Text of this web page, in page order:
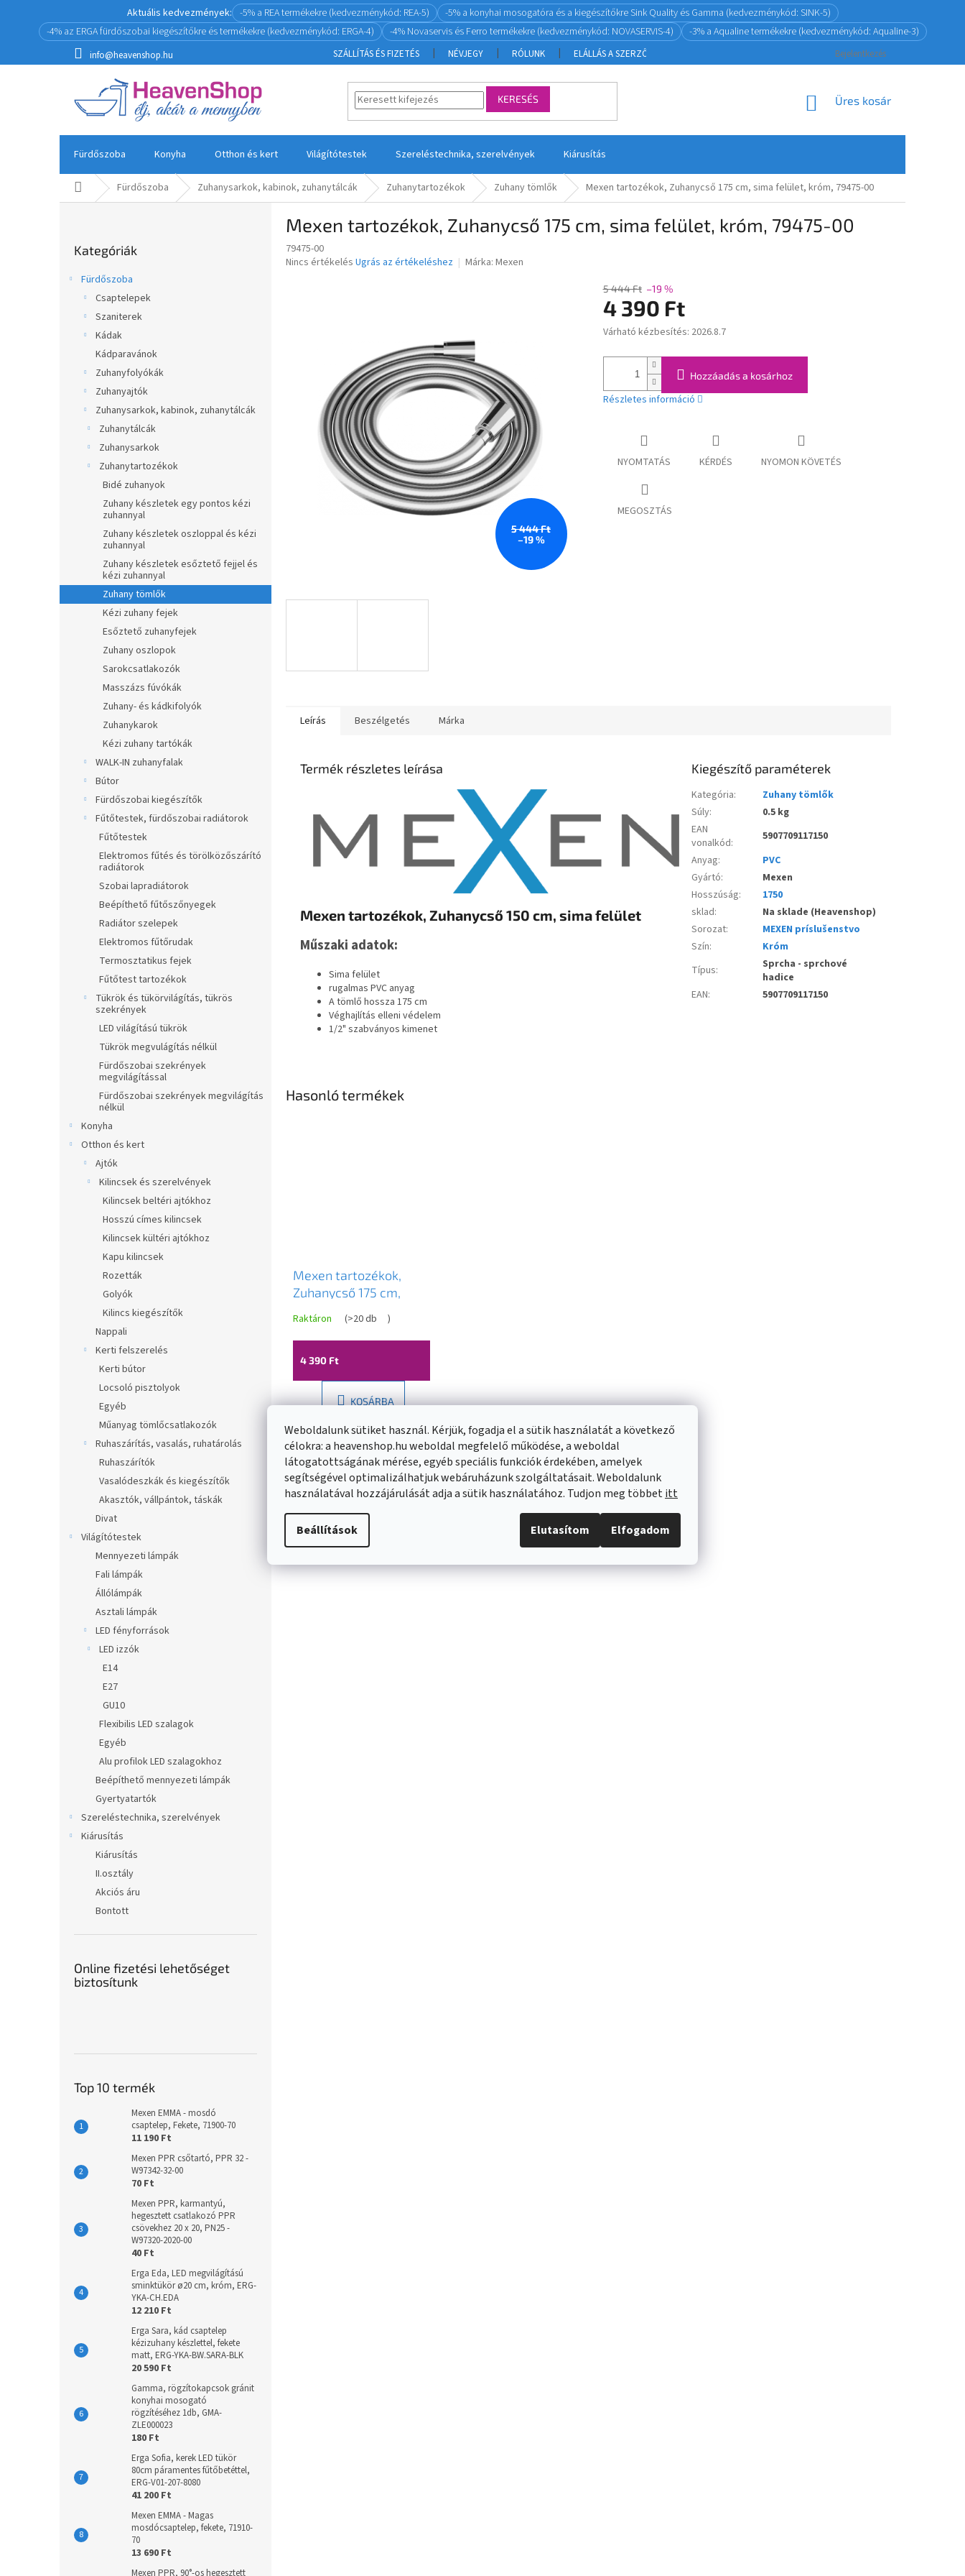
Weboldalunk sütiket használ. Kérjük, fogadja el a sütik használatát a következő
célokra: a heavenshop.hu weboldal megfelelő működése, a weboldal
látogatottságának mérése, egyéb speciális funkciók érdekében, amelyek
segítségével optimalizálhatjuk webáruházunk szolgáltatásait. Weboldalunk
használatával hozzájárulását adja a sütik használatához. Tudjon meg többetitt
Beállítások Elutasítom Elfogadom
Aktuális kedvezmények: -5% a REA termékekre (kedvezménykód: REA-5)
-5% a konyhai mosogatóra és a kiegészítőkre Sink Quality és Gamma (kedvezménykód: SINK-5)
-4% az ERGA fürdőszobai kiegészítőkre és termékekre (kedvezménykód: ERGA-4)
-4% Novaservis és Ferro termékekre (kedvezménykód: NOVASERVIS-4) -3% a Aqualine termékekre (kedvezménykód: Aqualine-3)
info@heavenshop.hu SZÁLLÍTÁS ÉS FIZETÉS NÉVJEGY RÓLUNK ELÁLLÁS A SZERZŐDÉSTŐL VISSZAKÜLDÉSI ÉS JÓTÁLLÁSI POLITIKA
Bejelentkezés
KERESÉS KOSÁR
Üres kosár
Fürdőszoba Konyha Otthon és kert Világítótestek Szereléstechnika, szerelvények Kiárusítás
KezdőlapFürdőszoba Zuhanysarkok, kabinok, zuhanytálcák Zuhanytartozékok Zuhany tömlők Mexen tartozékok, Zuhanycső 175 cm, sima felület, króm, 79475-00
átugrása
Kategóriák
Fürdőszoba
Csaptelepek
Szaniterek
Kádak
Kádparavánok
Zuhanyfolyókák
Zuhanyajtók
Zuhanysarkok, kabinok, zuhanytálcák
Zuhanytálcák
Zuhanysarkok
Zuhanytartozékok
Bidé zuhanyok
Zuhany készletek egy pontos kézi
zuhannyal
Zuhany készletek oszloppal és kézi
zuhannyal
Zuhany készletek esőztető fejjel és
kézi zuhannyal
Zuhany tömlők
Kézi zuhany fejek
Esőztető zuhanyfejek
Zuhany oszlopok
Sarokcsatlakozók
Masszázs fúvókák
Zuhany- és kádkifolyók
Zuhanykarok
Kézi zuhany tartókák
WALK-IN zuhanyfalak
Bútor
Fürdőszobai kiegészítők
Fűtőtestek, fürdőszobai radiátorok
Fűtőtestek
Elektromos fűtés és törölközőszárító
radiátorok
Szobai lapradiátorok
Beépíthető fűtőszőnyegek
Radiátor szelepek
Elektromos fűtőrudak
Termosztatikus fejek
Fűtőtest tartozékok
Tükrök és tükörvilágítás, tükrös
szekrények
LED világítású tükrök
Tükrök megvulágítás nélkül
Fürdőszobai szekrények
megvilágítással
Fürdőszobai szekrények megvilágítás
nélkül
Konyha
Otthon és kert
Ajtók
Kilincsek és szerelvények
Kilincsek beltéri ajtókhoz
Hosszú címes kilincsek
Kilincsek kültéri ajtókhoz
Kapu kilincsek
Rozetták
Golyók
Kilincs kiegészítők
Nappali
Kerti felszerelés
Kerti bútor
Locsoló pisztolyok
Egyéb
Műanyag tömlőcsatlakozók
Ruhaszárítás, vasalás, ruhatárolás
Ruhaszárítók
Vasalódeszkák és kiegészítők
Akasztók, vállpántok, táskák
Divat
Világítótestek
Mennyezeti lámpák
Fali lámpák
Állólámpák
Asztali lámpák
LED fényforrások
LED izzók
E14
E27
GU10
Flexibilis LED szalagok
Egyéb
Alu profilok LED szalagokhoz
Beépíthető mennyezeti lámpák
Gyertyatartók
Szereléstechnika, szerelvények
Kiárusítás
Kiárusítás
II.osztály
Akciós áru
Bontott
Online fizetési lehetőséget
biztosítunk
Top 10 termék
Mexen EMMA - mosdó
csaptelep, Fekete, 71900-70
11 190 Ft
Mexen PPR csőtartó, PPR 32 -
W97342-32-00
70 Ft
Mexen PPR, karmantyú,
hegesztett csatlakozó PPR
csövekhez 20 x 20, PN25 -
W97320-2020-00
40 Ft
Erga Eda, LED megvilágítású
sminktükör ø20 cm, króm, ERG-
YKA-CH.EDA
12 210 Ft
Erga Sara, kád csaptelep
kézizuhany készlettel, fekete
matt, ERG-YKA-BW.SARA-BLK
20 590 Ft
Gamma, rögzítokapcsok gránit
konyhai mosogató
rögzítéséhez 1db, GMA-
ZLE000023
180 Ft
Erga Sofia, kerek LED tükör
80cm páramentes fűtőbetéttel,
ERG-V01-207-8080
41 200 Ft
Mexen EMMA - Magas
mosdócsaptelep, fekete, 71910-
70
13 690 Ft
Mexen PPR, 90°-os hegesztett
Mexen tartozékok, Zuhanycső 175 cm, sima felület, króm, 79475-00
79475-00
A
Nincs értékelés Ugrás az értékeléshez Márka: Mexen
5 444 Ft
–19 %
5 444 Ft –19 %
4 390 Ft
Egységár:
Várható kézbesítés: 2026.8.7
Hozzáadás a kosárhoz
Részletes információ
NYOMTATÁS KÉRDÉS NYOMON KÖVETÉS
MEGOSZTÁS
Leírás Beszélgetés Márka
Termék részletes leírása
Mexen tartozékok, Zuhanycső 150 cm, sima felület
Műszaki adatok:
Sima felület
rugalmas PVC anyag
A tömlő hossza 175 cm
Véghajlítás elleni védelem
1/2" szabványos kimenet
Kiegészítő paraméterek
Kategória:
Zuhany tömlők
Súly:
0.5 kg
EAN
vonalkód:
5907709117150
Anyag:
PVC
Gyártó:
Mexen
Hosszúság:
1750
sklad:
Na sklade (Heavenshop)
Sorozat:
MEXEN príslušenstvo
Szín:
Króm
Típus:
Sprcha - sprchové
hadice
EAN: 5907709117150
Hasonló termékek
Mexen tartozékok,
Zuhanycső 175 cm,
79475-70
Raktáron (>20 db )
4 390 Ft
KOSÁRBA